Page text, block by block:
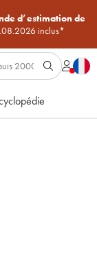
d’estimation de
inclus*